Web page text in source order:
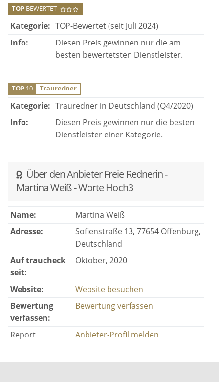
Wir werden die Feier mit ihr für immer in positiver
Erinnerung behalten.
TOP BEWERTET
Kategorie: TOP-Bewertet (seit Juli 2024)
Info:
Diesen Preis gewinnen nur die am
besten bewertetsten Dienstleister.
TOP 10 Trauredner
Kategorie: Trauredner in Deutschland (Q4/2020)
Info:
Diesen Preis gewinnen nur die besten
Dienstleister einer Kategorie.
Über den Anbieter Freie Rednerin -
Martina Weiß - Worte Hoch3
Name:
Martina Weiß
Adresse:
Sofienstraße 13, 77654 Offenburg,
Deutschland
Auf traucheck
seit:
Oktober, 2020
Website:
Website besuchen
Bewertung
verfassen:
Bewertung verfassen
Report Anbieter-Profil melden